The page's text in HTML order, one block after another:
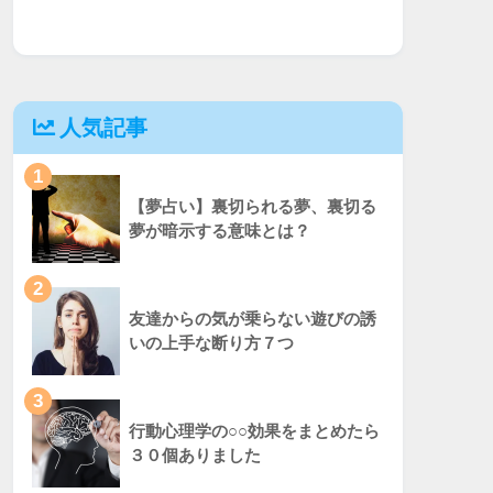
人気記事
1
【夢占い】裏切られる夢、裏切る
夢が暗示する意味とは？
2
友達からの気が乗らない遊びの誘
いの上手な断り方７つ
3
行動心理学の○○効果をまとめたら
３０個ありました